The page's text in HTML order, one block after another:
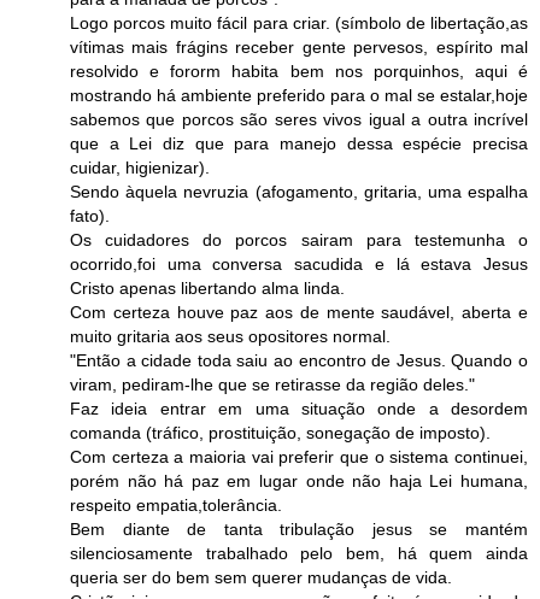
Logo porcos muito fácil para criar. (símbolo de libertação,as
vítimas mais frágins receber gente pervesos, espírito mal
resolvido e fororm habita bem nos porquinhos, aqui é
mostrando há ambiente preferido para o mal se estalar,hoje
sabemos que porcos são seres vivos igual a outra incrível
que a Lei diz que para manejo dessa espécie precisa
cuidar, higienizar).
Sendo àquela nevruzia (afogamento, gritaria, uma espalha
fato).
Os cuidadores do porcos sairam para testemunha o
ocorrido,foi uma conversa sacudida e lá estava Jesus
Cristo apenas libertando alma linda.
Com certeza houve paz aos de mente saudável, aberta e
muito gritaria aos seus opositores normal.
"Então a cidade toda saiu ao encontro de Jesus. Quando o
viram, pediram-lhe que se retirasse da região deles."
Faz ideia entrar em uma situação onde a desordem
comanda (tráfico, prostituição, sonegação de imposto).
Com certeza a maioria vai preferir que o sistema continuei,
porém não há paz em lugar onde não haja Lei humana,
respeito empatia,tolerância.
Bem diante de tanta tribulação jesus se mantém
silenciosamente trabalhado pelo bem, há quem ainda
queria ser do bem sem querer mudanças de vida.